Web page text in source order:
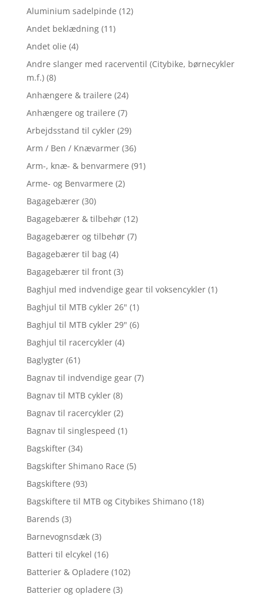
Aluminium sadelpinde (12)
Andet beklædning (11)
Andet olie (4)
Andre slanger med racerventil (Citybike, børnecykler
m.f.) (8)
Anhængere & trailere (24)
Anhængere og trailere (7)
Arbejdsstand til cykler (29)
Arm / Ben / Knævarmer (36)
Arm-, knæ- & benvarmere (91)
Arme- og Benvarmere (2)
Bagagebærer (30)
Bagagebærer & tilbehør (12)
Bagagebærer og tilbehør (7)
Bagagebærer til bag (4)
Bagagebærer til front (3)
Baghjul med indvendige gear til voksencykler (1)
Baghjul til MTB cykler 26" (1)
Baghjul til MTB cykler 29" (6)
Baghjul til racercykler (4)
Baglygter (61)
Bagnav til indvendige gear (7)
Bagnav til MTB cykler (8)
Bagnav til racercykler (2)
Bagnav til singlespeed (1)
Bagskifter (34)
Bagskifter Shimano Race (5)
Bagskiftere (93)
Bagskiftere til MTB og Citybikes Shimano (18)
Barends (3)
Barnevognsdæk (3)
Batteri til elcykel (16)
Batterier & Opladere (102)
Batterier og opladere (3)